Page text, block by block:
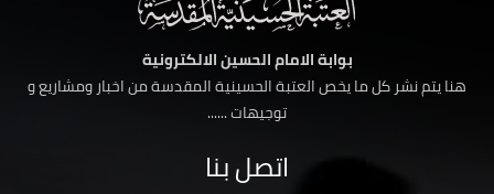
بوابة الامام الحسين الالكترونية
هنا يتم نشر كل ما يخص العتبة الحسينية المقدسة من اخبار ومشاريع و
توجيهات ......
اتصل بنا